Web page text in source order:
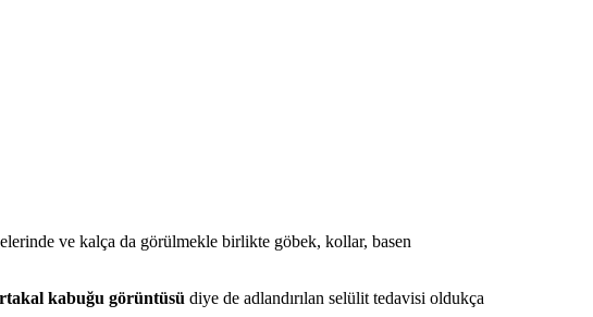
ve kalça da görülmekle birlikte göbek, kollar, basen
kabuğu görüntüsü diye de adlandırılan selülit tedavisi oldukça